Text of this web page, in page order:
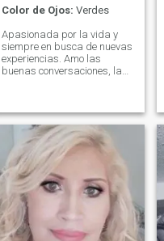
Color de Ojos: Verdes
Apasionada por la vida y
siempre en busca de nuevas
experiencias. Amo las
buenas conversaciones, la
leer libros y escuchar mi
música favorita, explorar
nuevos lugares y descubrir
sabores únicos. Busco a
alguien con quien compartir
risas, aventuras y construir
algo genuino. ¿Nos
conocemos?"